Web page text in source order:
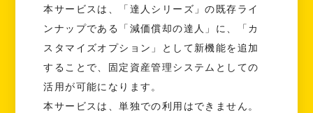
本サービスは、「達人シリーズ」の既存ライ
ンナップである「減価償却の達人」に、「カ
スタマイズオプション」として新機能を追加
することで、固定資産管理システムとしての
活用が可能になります。
本サービスは、単独での利用はできません。